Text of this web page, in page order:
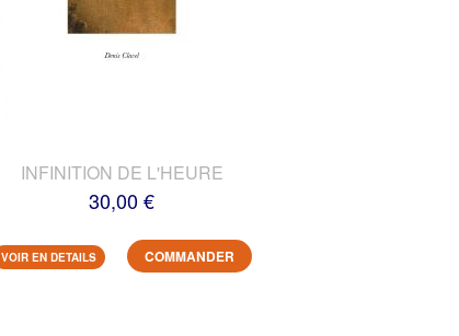
INFINITION DE L'HEURE
30,00 €
VOIR EN DETAILS COMMANDER